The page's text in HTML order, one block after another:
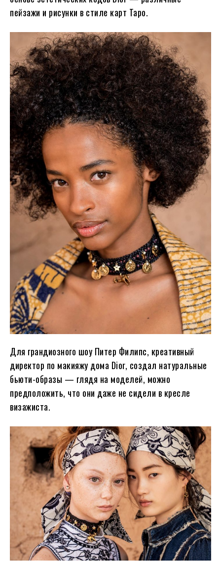
пейзажи и рисунки в стиле карт Таро.
Для грандиозного шоу Питер Филипс, креативный
директор по макияжу дома Dior, создал натуральные
бьюти-образы — глядя на моделей, можно
предположить, что они даже не сидели в кресле
визажиста.